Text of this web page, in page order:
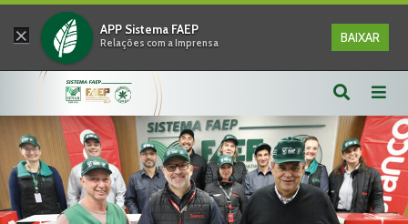
× APP Sistema FAEP
Relações com a Imprensa BAIXAR